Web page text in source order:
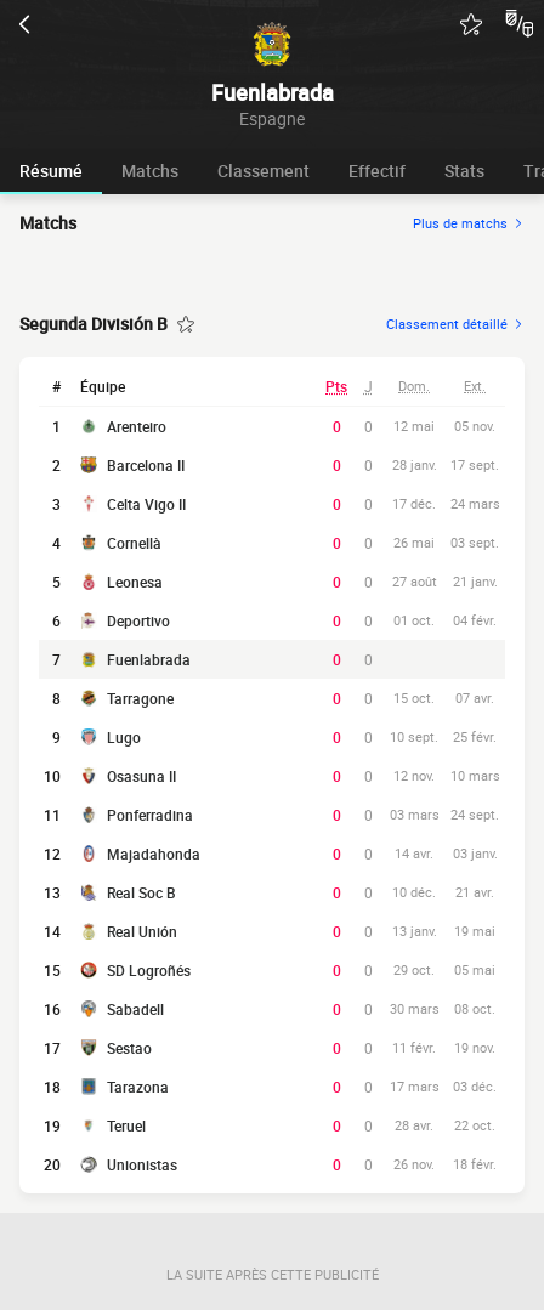
Fuenlabrada
Espagne
Résumé Matchs Classement Effectif Stats
Matchs Plus de matchs
Segunda División B Classement détaillé
# Équipe Pts J Dom. Ext.
1 Arenteiro 0 0 12 mai 05 nov.
2 Barcelona II 0 0 28 janv. 17 sept.
3 Celta Vigo II 0 0 17 déc. 24 mars
4 Cornellà 0 0 26 mai 03 sept.
5 Leonesa 0 0 27 août 21 janv.
6 Deportivo 0 0 01 oct. 04 févr.
7 Fuenlabrada 0
0
8
Tarragone 0 0 15 oct. 07 avr.
9 Lugo 0 0 10 sept. 25 févr.
10 Osasuna II 0 0 12 nov. 10 mars
11 Ponferradina 0 0 03 mars 24 sept.
12 Majadahonda 0 0 14 avr. 03 janv.
13 Real Soc B 0 0 10 déc. 21 avr.
14 Real Unión 0 0 13 janv. 19 mai
15 SD Logroñés 0 0 29 oct. 05 mai
16 Sabadell 0 0 30 mars 08 oct.
17 Sestao 0 0 11 févr. 19 nov.
18 Tarazona 0 0 17 mars 03 déc.
19 Teruel 0 0 28 avr. 22 oct.
20 Unionistas 0 0 26 nov. 18 févr.
LA SUITE APRÈS CETTE PUBLICITÉ